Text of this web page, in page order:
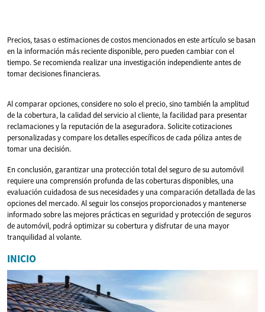
Precios, tasas o estimaciones de costos mencionados en este artículo se basan
en la información más reciente disponible, pero pueden cambiar con el
tiempo. Se recomienda realizar una investigación independiente antes de
tomar decisiones financieras.
Al comparar opciones, considere no solo el precio, sino también la amplitud
de la cobertura, la calidad del servicio al cliente, la facilidad para presentar
reclamaciones y la reputación de la aseguradora. Solicite cotizaciones
personalizadas y compare los detalles específicos de cada póliza antes de
tomar una decisión.
En conclusión, garantizar una protección total del seguro de su automóvil
requiere una comprensión profunda de las coberturas disponibles, una
evaluación cuidadosa de sus necesidades y una comparación detallada de las
opciones del mercado. Al seguir los consejos proporcionados y mantenerse
informado sobre las mejores prácticas en seguridad y protección de seguros
de automóvil, podrá optimizar su cobertura y disfrutar de una mayor
tranquilidad al volante.
INICIO